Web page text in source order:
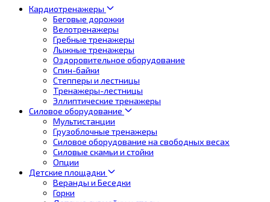
Кардиотренажеры
Беговые дорожки
Велотренажеры
Гребные тренажеры
Лыжные тренажеры
Оздоровительное оборудование
Спин-байки
Степперы и лестницы
Тренажеры-лестницы
Эллиптические тренажеры
Силовое оборудование
Мультистанции
Грузоблочные тренажеры
Силовое оборудование на свободных весах
Силовые скамьи и стойки
Опции
Детские площадки
Веранды и Беседки
Горки